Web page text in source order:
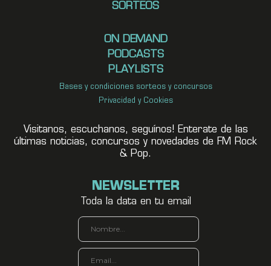
SORTEOS
ON DEMAND
PODCASTS
PLAYLISTS
Bases y condiciones sorteos y concursos
Privacidad y Cookies
Visitanos, escuchanos, seguínos! Enterate de las
últimas noticias, concursos y novedades de FM Rock
& Pop.
NEWSLETTER
Toda la data en tu email